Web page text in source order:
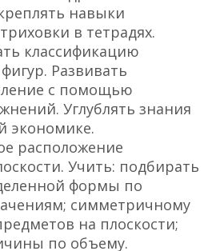
навыки
в тетрадях.
классификацию
Развивать
с помощью
Углублять знания
экономике.
расположение
Учить: подбирать
формы по
симметричному
на плоскости;
по объему.